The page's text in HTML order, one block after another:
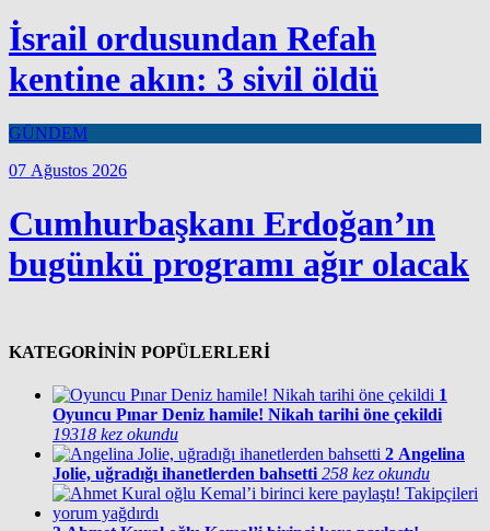
İsrail ordusundan Refah
kentine akın: 3 sivil öldü
GÜNDEM
07 Ağustos 2026
Cumhurbaşkanı Erdoğan’ın
bugünkü programı ağır olacak
KATEGORİNİN POPÜLERLERİ
1
Oyuncu Pınar Deniz hamile! Nikah tarihi öne çekildi
19318 kez okundu
2 Angelina
Jolie, uğradığı ihanetlerden bahsetti 258 kez okundu